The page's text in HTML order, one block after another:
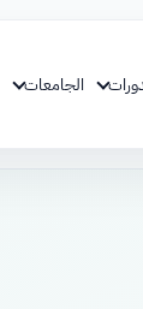
الجامعات